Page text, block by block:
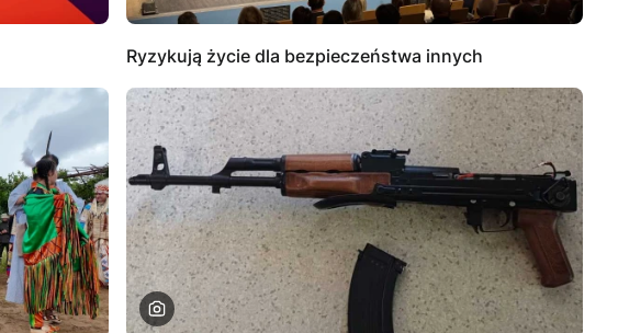
Ryzykują życie dla bezpieczeństwa innych